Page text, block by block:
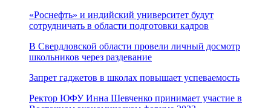
«Роснефть» и индийский университет будут
сотрудничать в области подготовки кадров
В Свердловской области провели личный досмотр
школьников через раздевание
Запрет гаджетов в школах повышает успеваемость
Ректор ЮФУ Инна Шевченко принимает участие в